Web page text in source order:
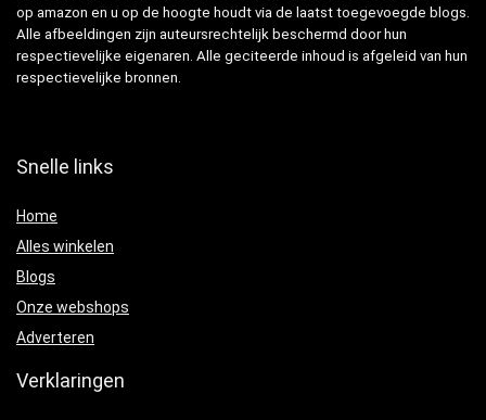
op amazon en u op de hoogte houdt via de laatst toegevoegde blogs.
Alle afbeeldingen zijn auteursrechtelijk beschermd door hun
respectievelijke eigenaren. Alle geciteerde inhoud is afgeleid van hun
respectievelijke bronnen.
Snelle links
Home
Alles winkelen
Blogs
Onze webshops
Adverteren
Verklaringen